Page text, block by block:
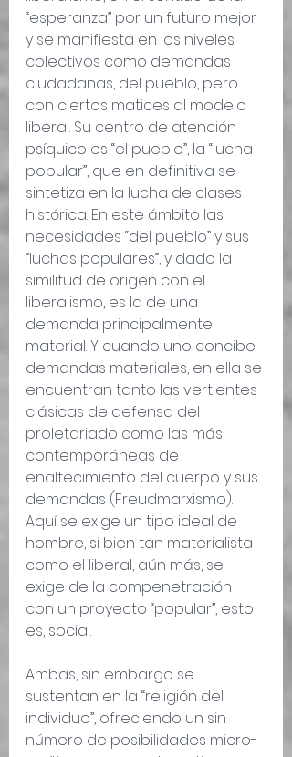
“esperanza” por un futuro mejor
y se manifiesta en los niveles
colectivos como demandas
ciudadanas, del pueblo, pero
con ciertos matices al modelo
liberal. Su centro de atención
psíquico es “el pueblo”, la “lucha
popular”, que en definitiva se
sintetiza en la lucha de clases
histórica. En este ámbito las
necesidades “del pueblo” y sus
“luchas populares”, y dado la
similitud de origen con el
liberalismo, es la de una
demanda principalmente
material. Y cuando uno concibe
demandas materiales, en ella se
encuentran tanto las vertientes
clásicas de defensa del
proletariado como las más
contemporáneas de
enaltecimiento del cuerpo y sus
demandas (Freudmarxismo).
Aquí se exige un tipo ideal de
hombre, si bien tan materialista
como el liberal, aún más, se
exige de la compenetración
con un proyecto “popular”, esto
es, social.
Ambas, sin embargo se
sustentan en la “religión del
individuo”, ofreciendo un sin
número de posibilidades micro-